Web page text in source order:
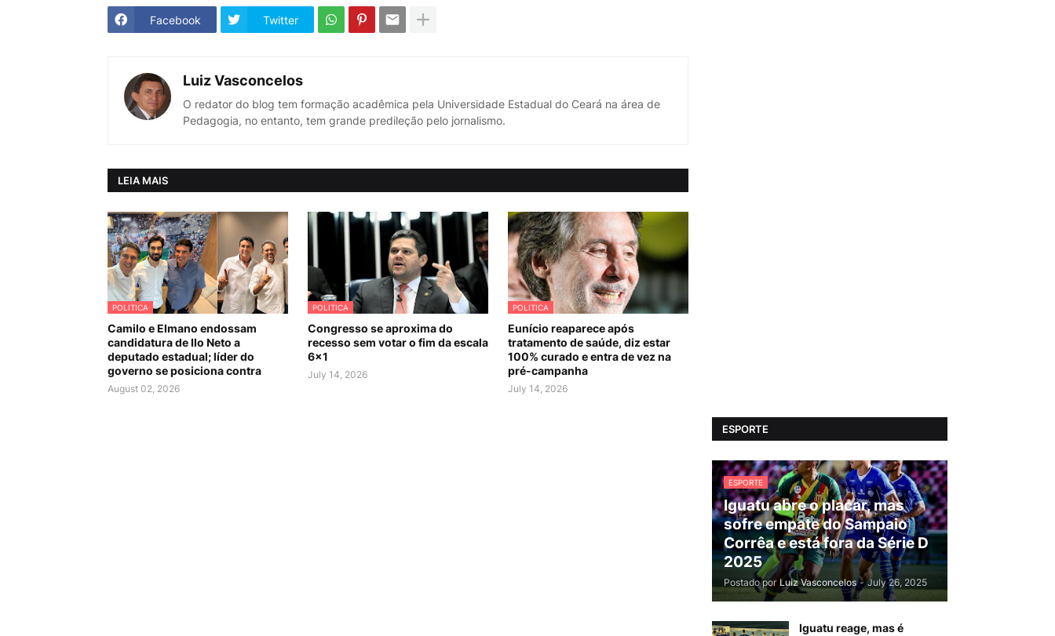
Facebook Twitter
Luiz Vasconcelos
O redator do blog tem formação acadêmica pela Universidade Estadual do Ceará na área de
Pedagogia, no entanto, tem grande predileção pelo jornalismo.
LEIA MAIS
POLITICA
Camilo e Elmano endossam
candidatura de Ilo Neto a
deputado estadual; líder do
governo se posiciona contra
August 02, 2026
POLITICA
Congresso se aproxima do
recesso sem votar o fim da escala
6×1
July 14, 2026
POLITICA
Eunício reaparece após
tratamento de saúde, diz estar
100% curado e entra de vez na
pré-campanha
July 14, 2026
ESPORTE
ESPORTE
Iguatu abre o placar, mas
sofre empate do Sampaio
Corrêa e está fora da Série D
2025
Postado por Luiz Vasconcelos - July 26, 2025
Iguatu reage, mas é